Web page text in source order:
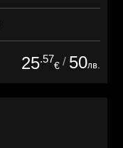
25.57
€ / 50лв.